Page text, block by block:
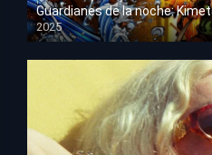
2025
HD 1080p